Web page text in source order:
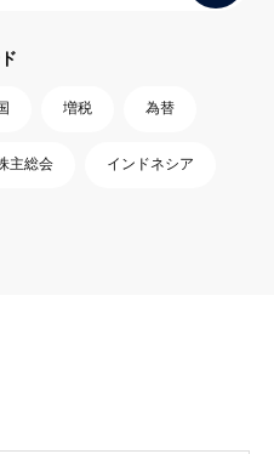
増税 為替
主総会 インドネシア